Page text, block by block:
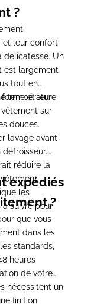
?
et leur confort
délicatesse. Un
est largement
tout en
forme et leur
température
sur
douces.
lavage avant
réduire la
les
suivre pour
expédiés
?
que vous
dans les
standards,
heures
de votre
nécessitent un
finition